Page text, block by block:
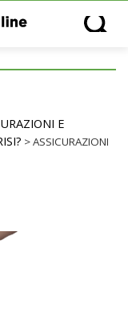
Open
E
>ASSICURAZIONI